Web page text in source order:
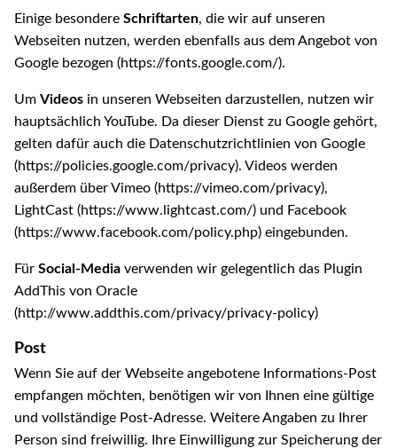
Einige besondere Schriftarten, die wir auf unseren
Webseiten nutzen, werden ebenfalls aus dem Angebot von
Google bezogen (https://fonts.google.com/).
Um Videos in unseren Webseiten darzustellen, nutzen wir
hauptsächlich YouTube. Da dieser Dienst zu Google gehört,
gelten dafür auch die Datenschutzrichtlinien von Google
(https://policies.google.com/privacy). Videos werden
außerdem über Vimeo (https://vimeo.com/privacy),
LightCast (https://www.lightcast.com/) und Facebook
(https://www.facebook.com/policy.php) eingebunden.
Für Social-Media verwenden wir gelegentlich das Plugin
AddThis von Oracle
(http://www.addthis.com/privacy/privacy-policy)
Post
Wenn Sie auf der Webseite angebotene Informations-Post
empfangen möchten, benötigen wir von Ihnen eine gültige
und vollständige Post-Adresse. Weitere Angaben zu Ihrer
Person sind freiwillig. Ihre Einwilligung zur Speicherung der